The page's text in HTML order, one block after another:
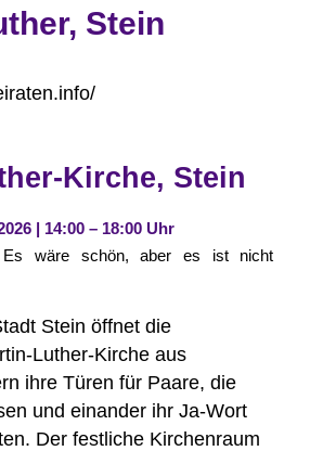
Stein
Kirche, Stein
| 14:00 – 18:00 Uhr
Es wäre schön, aber es ist nicht
Stein öffnet die
aus
ihre Türen für Paare, die
und einander ihr Ja‑Wort
Der festliche Kirchenraum